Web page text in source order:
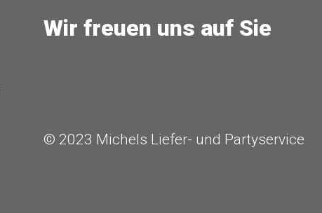
Wir freuen uns auf Sie
© 2023 Michels Liefer- und Partyservice